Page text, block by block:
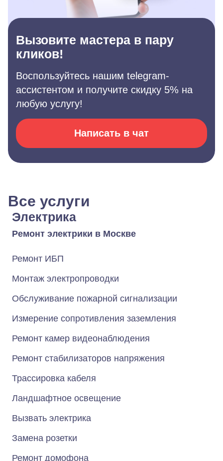
Вызовите мастера в пару
кликов!
Воспользуйтесь нашим telegram-
ассистентом и получите скидку 5% на
любую услугу!
Написать в чат
Все услуги
Электрика
Ремонт электрики в Москве
Ремонт ИБП
Монтаж электропроводки
Обслуживание пожарной сигнализации
Измерение сопротивления заземления
Ремонт камер видеонаблюдения
Ремонт стабилизаторов напряжения
Трассировка кабеля
Ландшафтное освещение
Вызвать электрика
Замена розетки
Ремонт домофона